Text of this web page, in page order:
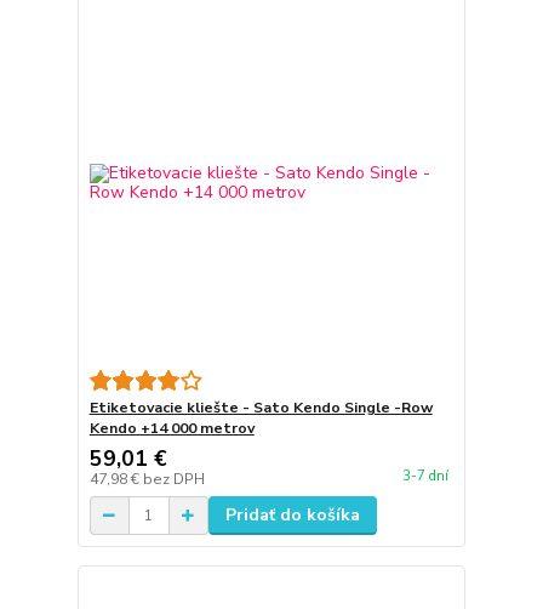
Etiketovacie kliešte - Sato Kendo Single -Row
Kendo +14 000 metrov
59,01 €
47,98 € bez DPH 3-7 dní
Pridať do košíka